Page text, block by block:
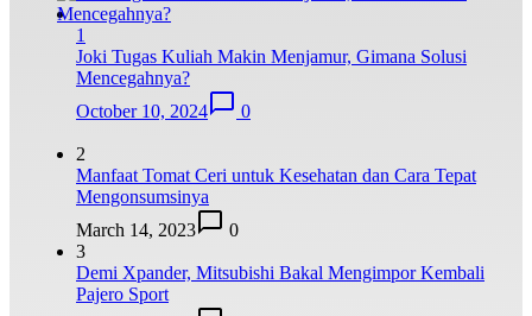
1
Joki Tugas Kuliah Makin Menjamur, Gimana Solusi
Mencegahnya?
October 10, 2024
0
2
Manfaat Tomat Ceri untuk Kesehatan dan Cara Tepat
Mengonsumsinya
March 14, 2023
0
3
Demi Xpander, Mitsubishi Bakal Mengimpor Kembali
Pajero Sport